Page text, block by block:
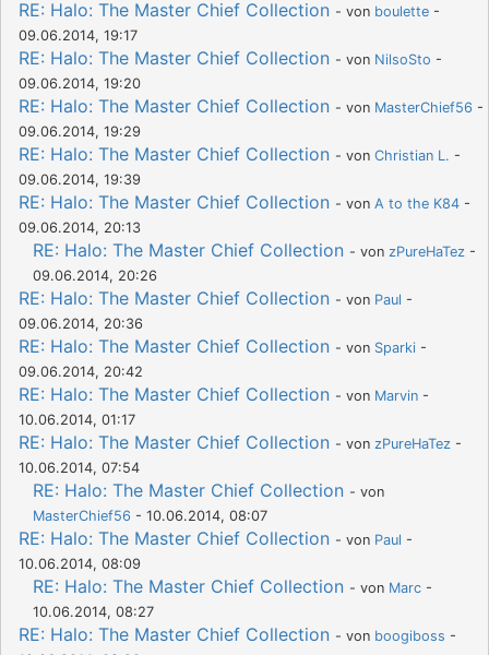
RE: Halo: The Master Chief Collection - von boulette -
09.06.2014, 19:17
RE: Halo: The Master Chief Collection - von NilsoSto -
09.06.2014, 19:20
RE: Halo: The Master Chief Collection - von MasterChief56 -
09.06.2014, 19:29
RE: Halo: The Master Chief Collection - von Christian L. -
09.06.2014, 19:39
RE: Halo: The Master Chief Collection - von A to the K84 -
09.06.2014, 20:13
RE: Halo: The Master Chief Collection - von zPureHaTez -
09.06.2014, 20:26
RE: Halo: The Master Chief Collection - von Paul -
09.06.2014, 20:36
RE: Halo: The Master Chief Collection - von Sparki -
09.06.2014, 20:42
RE: Halo: The Master Chief Collection - von Marvin -
10.06.2014, 01:17
RE: Halo: The Master Chief Collection - von zPureHaTez -
10.06.2014, 07:54
RE: Halo: The Master Chief Collection - von
MasterChief56 - 10.06.2014, 08:07
RE: Halo: The Master Chief Collection - von Paul -
10.06.2014, 08:09
RE: Halo: The Master Chief Collection - von Marc -
10.06.2014, 08:27
RE: Halo: The Master Chief Collection - von boogiboss -